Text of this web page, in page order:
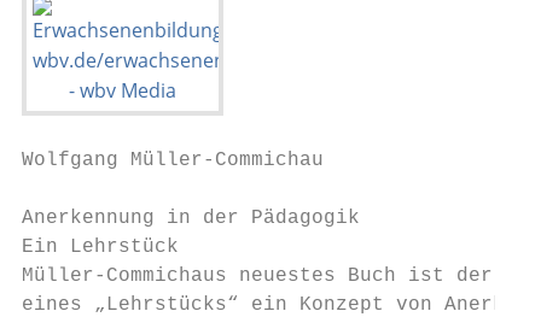
Wolfgang Müller-Commichau
Anerkennung in der Pädagogik
Ein Lehrstück
Müller-Commichaus neuestes Buch ist der
eines „Lehrstücks“ ein Konzept von